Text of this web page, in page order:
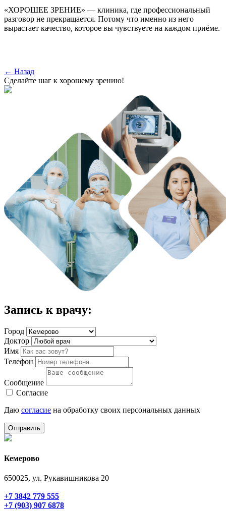
«ХОРОШЕЕ ЗРЕНИЕ» — клиника, где профессиональный
разговор не прекращается. Потому что именно из него
вырастает качество, которое вы чувствуете на каждом приёме.
← Назад
Сделайте шаг к хорошему зрению!
Запись к врачу:
Город
Доктор
Имя
Телефон
Сообщение
Согласие
Даю согласие на обработку своих персональных данных
Отправить
Кемерово
650025, ул. Рукавишникова 20
+7 3842 779 555
+7 (903) 907 6878